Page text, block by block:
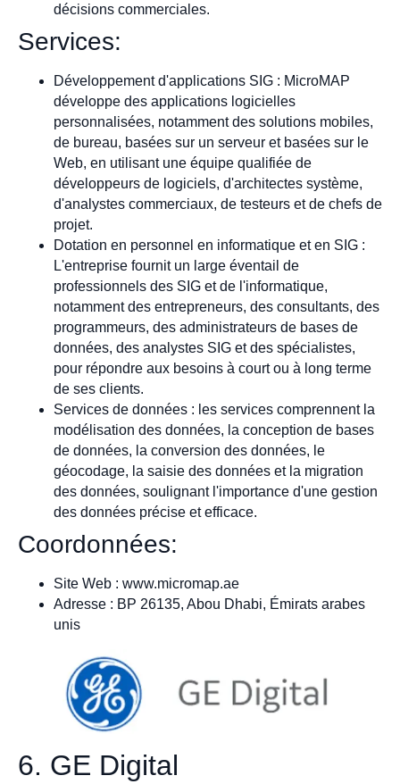
décisions commerciales.
Services:
Développement d'applications SIG : MicroMAP
développe des applications logicielles
personnalisées, notamment des solutions mobiles,
de bureau, basées sur un serveur et basées sur le
Web, en utilisant une équipe qualifiée de
développeurs de logiciels, d'architectes système,
d'analystes commerciaux, de testeurs et de chefs de
projet.
Dotation en personnel en informatique et en SIG :
L'entreprise fournit un large éventail de
professionnels des SIG et de l'informatique,
notamment des entrepreneurs, des consultants, des
programmeurs, des administrateurs de bases de
données, des analystes SIG et des spécialistes,
pour répondre aux besoins à court ou à long terme
de ses clients.
Services de données : les services comprennent la
modélisation des données, la conception de bases
de données, la conversion des données, le
géocodage, la saisie des données et la migration
des données, soulignant l'importance d'une gestion
des données précise et efficace.
Coordonnées:
Site Web : www.micromap.ae
Adresse : BP 26135, Abou Dhabi, Émirats arabes
unis
6. GE Digital